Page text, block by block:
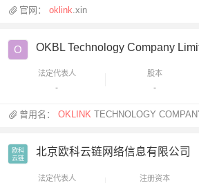
官网：oklink.xin
O OKBL Technology Company
法定代表人
-
股本
-
曾用名：OKLINK TECHNOLOGY
欧科
云链
北京欧科云链网络信息有限公司
法定代表人 注册资本